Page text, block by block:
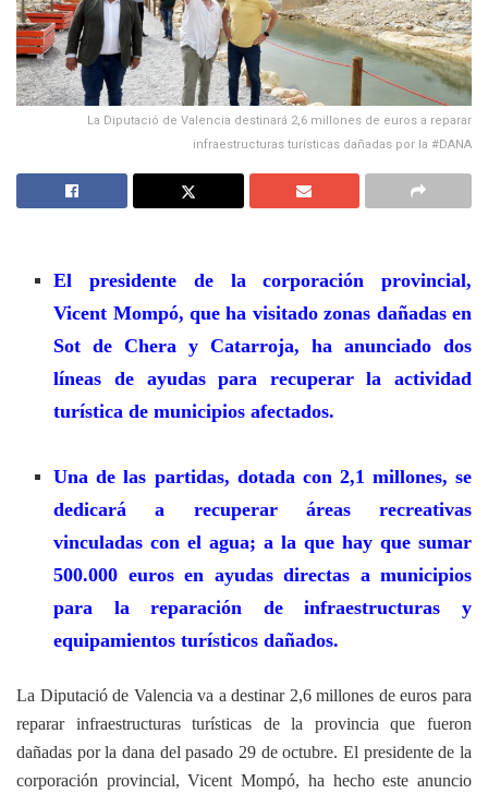
La Diputació de Valencia destinará 2,6 millones de euros a reparar
infraestructuras turísticas dañadas por la #DANA
El presidente de la corporación provincial,
Vicent Mompó, que ha visitado zonas dañadas en
Sot de Chera y Catarroja, ha anunciado dos
líneas de ayudas para recuperar la actividad
turística de municipios afectados.
Una de las partidas, dotada con 2,1 millones, se
dedicará a recuperar áreas recreativas
vinculadas con el agua; a la que hay que sumar
500.000 euros en ayudas directas a municipios
para la reparación de infraestructuras y
equipamientos turísticos dañados.
La Diputació de Valencia va a destinar 2,6 millones de euros para
reparar infraestructuras turísticas de la provincia que fueron
dañadas por la dana del pasado 29 de octubre. El presidente de la
corporación provincial, Vicent Mompó, ha hecho este anuncio